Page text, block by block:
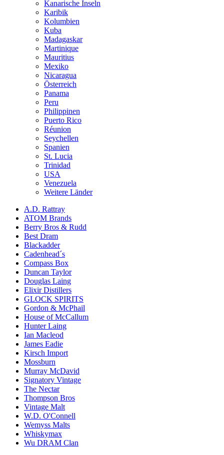
Kanarische Inseln
Karibik
Kolumbien
Kuba
Madagaskar
Martinique
Mauritius
Mexiko
Nicaragua
Österreich
Panama
Peru
Philippinen
Puerto Rico
Réunion
Seychellen
Spanien
St. Lucia
Trinidad
USA
Venezuela
Weitere Länder
A.D. Rattray
ATOM Brands
Berry Bros & Rudd
Best Dram
Blackadder
Cadenhead´s
Compass Box
Duncan Taylor
Douglas Laing
Elixir Distillers
GLOCK SPIRITS
Gordon & McPhail
House of McCallum
Hunter Laing
Ian Macleod
James Eadie
Kirsch Import
Mossburn
Murray McDavid
Signatory Vintage
The Nectar
Thompson Bros
Vintage Malt
W.D. O'Connell
Wemyss Malts
Whiskymax
Wu DRAM Clan